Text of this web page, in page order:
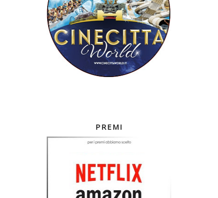
PREMI